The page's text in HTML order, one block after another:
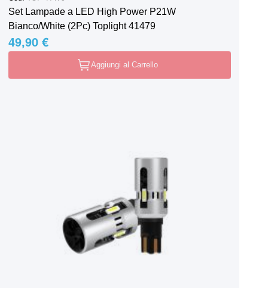
Set Lampade a LED High Power P21W
Bianco/White (2Pc) Toplight 41479
49,90 €
Aggiungi al Carrello